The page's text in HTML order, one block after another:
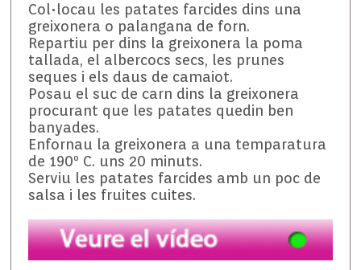
Col•locau les patates farcides dins una
greixonera o palangana de forn.
Repartiu per dins la greixonera la poma
tallada, el albercocs secs, les prunes
seques i els daus de camaiot.
Posau el suc de carn dins la greixonera
procurant que les patates quedin ben
banyades.
Enfornau la greixonera a una temparatura
de 190º C. uns 20 minuts.
Serviu les patates farcides amb un poc de
salsa i les fruites cuites.